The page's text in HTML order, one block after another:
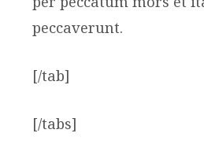
peccaverunt.
[/tab]
[/tabs]